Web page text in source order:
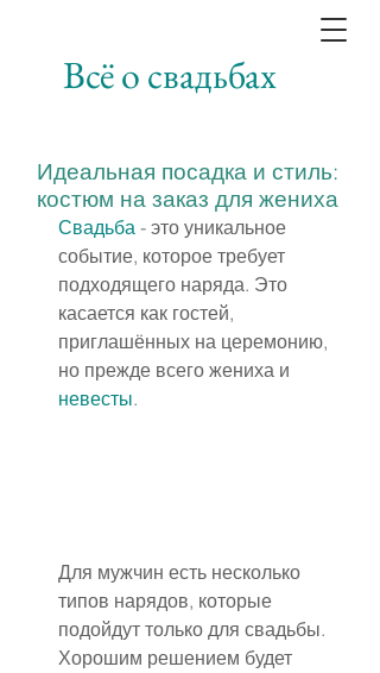
Всё о свадьбах
Идеальная посадка и стиль:
костюм на заказ для жениха
Свадьба - это уникальное
событие, которое требует
подходящего наряда. Это
касается как гостей,
приглашённых на церемонию,
но прежде всего жениха и
невесты.
Для мужчин есть несколько
типов нарядов, которые
подойдут только для свадьбы.
Хорошим решением будет